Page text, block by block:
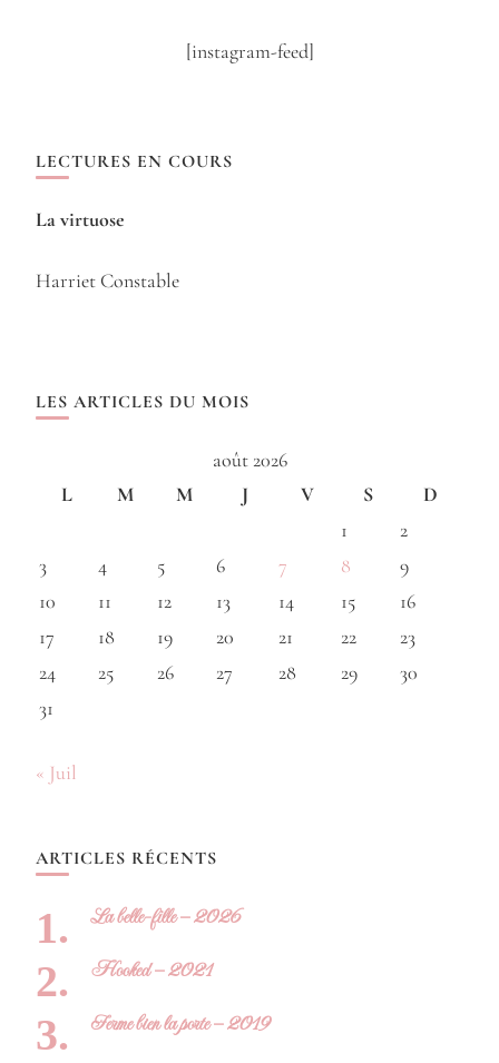
[instagram-feed]
LECTURES EN COURS
La virtuose
Harriet Constable
LES ARTICLES DU MOIS
août 2026
L
M M J V S
D
1
2
3
4 5 6 7 8
9
10
11 12 13 14 15
16
17
18 19 20 21 22
23
24
25 26 27 28 29
30
31
« Juil
ARTICLES RÉCENTS
La belle-fille – 2026
Hooked – 2021
Ferme bien la porte – 2019